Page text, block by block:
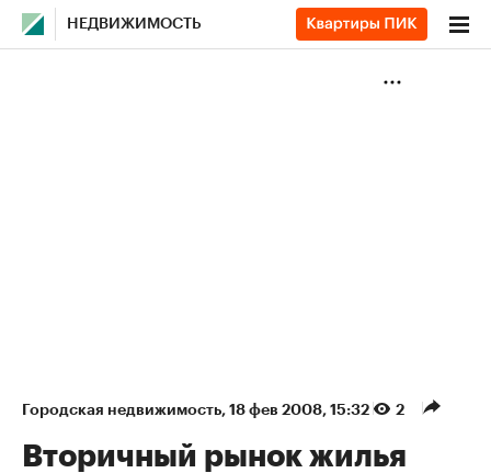
НЕДВИЖИМОСТЬ
Городская недвижимость⁠, 18 фев 2008, 15:32 2
Вторичный рынок жилья